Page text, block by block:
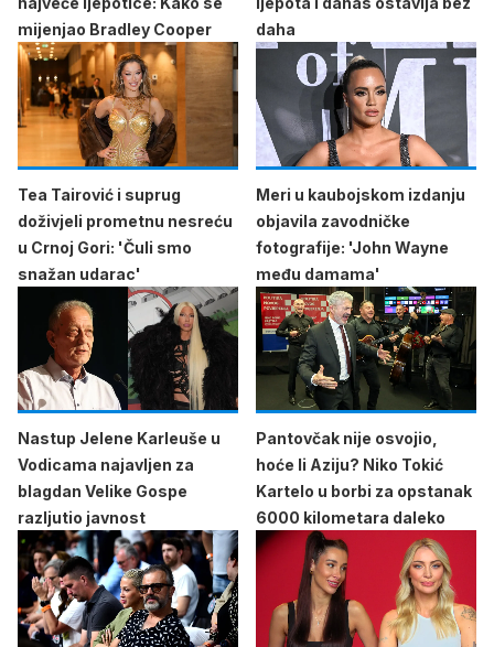
mijenjao Bradley Cooper
daha
Tea Tairović i suprug
doživjeli prometnu nesreću
u Crnoj Gori: 'Čuli smo
snažan udarac'
Meri u kaubojskom izdanju
objavila zavodničke
fotografije: 'John Wayne
među damama'
Nastup Jelene Karleuše u
Vodicama najavljen za
blagdan Velike Gospe
razljutio javnost
Pantovčak nije osvojio,
hoće li Aziju? Niko Tokić
Kartelo u borbi za opstanak
6000 kilometara daleko